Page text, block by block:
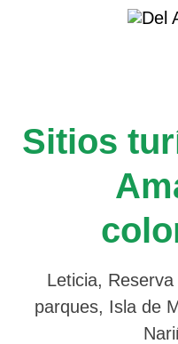
Sitios
Leticia,
parques, Isla de